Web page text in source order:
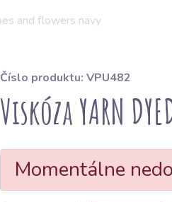
and flowers navy
Číslo produktu: VPU482
Viskóza YARN
Momentálne